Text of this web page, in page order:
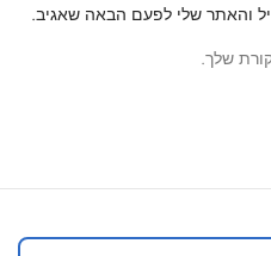
והאתר שלי לפעם הבאה שאגיב.
שלך.